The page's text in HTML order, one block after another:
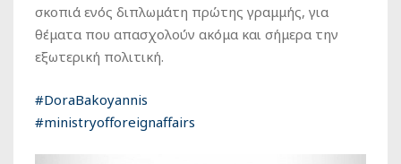
σκοπιά ενός διπλωμάτη πρώτης γραμμής, για
θέματα που απασχολούν ακόμα και σήμερα την
εξωτερική πολιτική.
#DoraBakoyannis
#ministryofforeignaffairs